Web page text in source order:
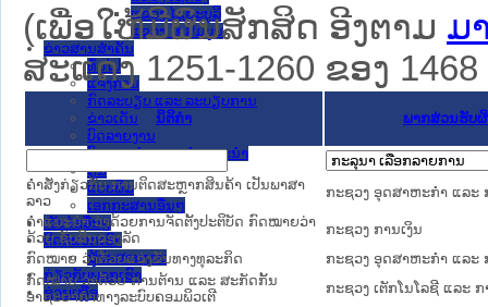
ແຂວງ ໄຊຍະບູລີ
ແຂວງ ໄຊສົມບູນ
ຂ່າວສານສໍາຄັນ
​ທົ່ວ​ໄປ
ແຈ້ງການ
ກົດລະບຽບ ແລະ ລະບຽບການ
ຂ່າວເດັ່ນ
ບົດລາຍງານ
ບົດແນະນໍາ ແລະ ຄໍາແນະນໍາ
ຄູ່ມື
ແບບພີມ
ເອກກະສານອື່ນໆ
ເວັບໄຊອື່ນໆ
ຕິດຕໍ່ພວກເຮົາ
ຜູ້ປະສານງານ
ກ່ຽວກັບພວກເຮົາ
ຊ່ວຍເຫຼືອ
(ເພື່ອໃຫ້ມີຜົນສັກສິດ ອີງຕາມ ມ
ສະແດງ 1251-1260 ຂອງ
ນິຕິກໍາ ພາກສ່ວນຮັບ
ຄຳສັ່ງກ່ຽວກັບ ການຕິດສະຫຼາກສິນຄ້າ ເປັນພາສາ
ລາວ
ກະຊວງ ອຸດສາຫະກຳ ແລະ
ຄຳແນະນຳ ວ່າດ້ວຍການຈັດຕັ້ງປະຕິບັດ ກົດໝາຍວ່າ
ດ້ວຍ ຊັບສິນຂອງລັດ
ກະຊວງ ການເງິນ
ກົດໝາຍ ວ່າດ້ວຍແຂ່ງຂັນທາງທຸລະກິດ
ກະຊວງ ອຸດສາຫະກຳ ແລະ
ກົດໝາຍ ວ່າດ້ວຍ ການຕ້ານ ແລະ ສະກັດກັ້ນ
ອາຊະຍາກຳທາງລະບົບຄອມພິວເຕີ
ກະຊວງ ເຕັກໂນໂລຊີ ແລະ